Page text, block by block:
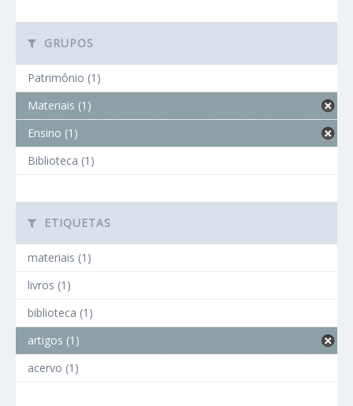
GRUPOS
Patrimônio (1)
Materiais (1)
Ensino (1)
Biblioteca (1)
ETIQUETAS
materiais (1)
livros (1)
biblioteca (1)
artigos (1)
acervo (1)